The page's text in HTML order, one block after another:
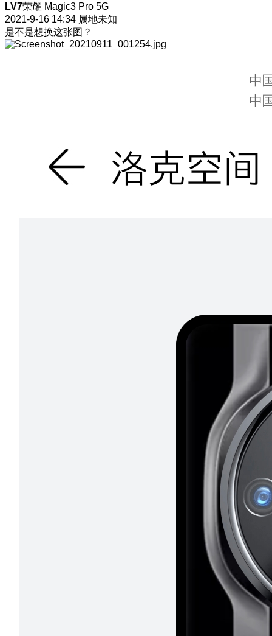
LV7荣耀 Magic3 Pro 5G
2021-9-16 14:34 属地未知
是不是想换这张图？